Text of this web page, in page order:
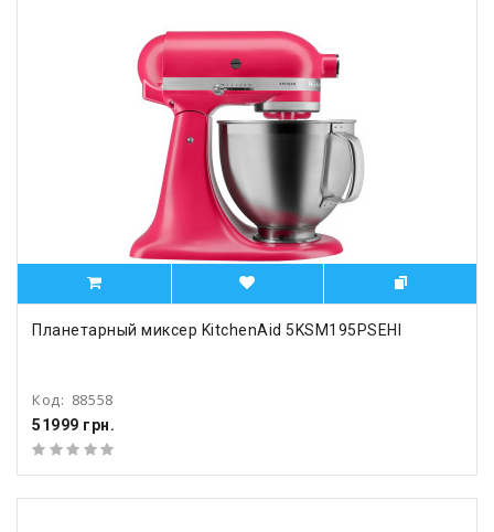
Планетарный миксер KitchenAid 5KSM195PSEHI
Код: 88558
51999 грн.